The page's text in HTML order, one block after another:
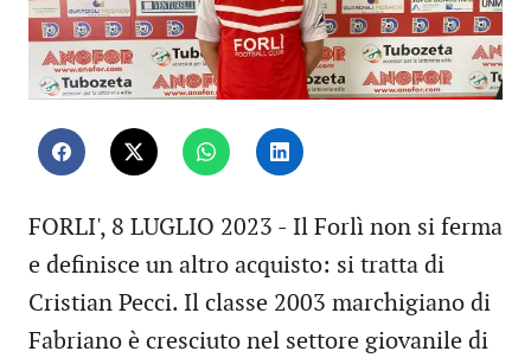
FORLI', 8 LUGLIO 2023 - Il Forlì non si ferma
e definisce un altro acquisto: si tratta di
Cristian Pecci. Il classe 2003 marchigiano di
Fabriano è cresciuto nel settore giovanile di